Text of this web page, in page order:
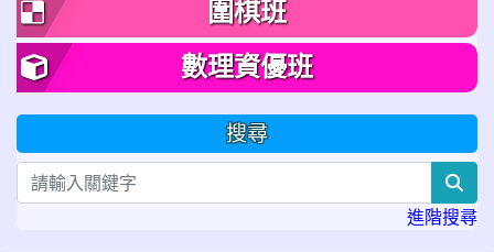
圍棋班
數理資優班
搜尋
進階搜尋